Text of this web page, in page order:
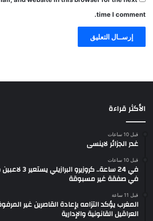
time I comment.
الأكثر قراءة
قبل 10 ساعات
غدر الجزائر لاينسى
قبل 10 ساعات
في 24 ساعة..
في صفقة غير مسبوقة
قبل 11 ساعة
المغرب يؤكد التزامه بإعادة القاصرين غير
العراقيل القانونية والإدارية